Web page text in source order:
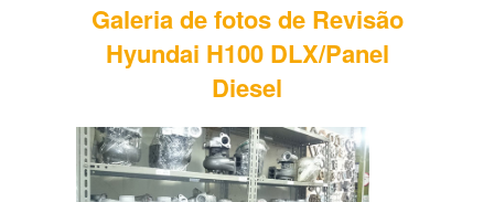
Galeria de fotos de Revisão
Hyundai H100 DLX/Panel
Diesel